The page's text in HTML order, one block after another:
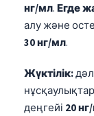
нг/мл.Егде
алу және
30 нг/мл.
Жүктілік:
деңгейі 20